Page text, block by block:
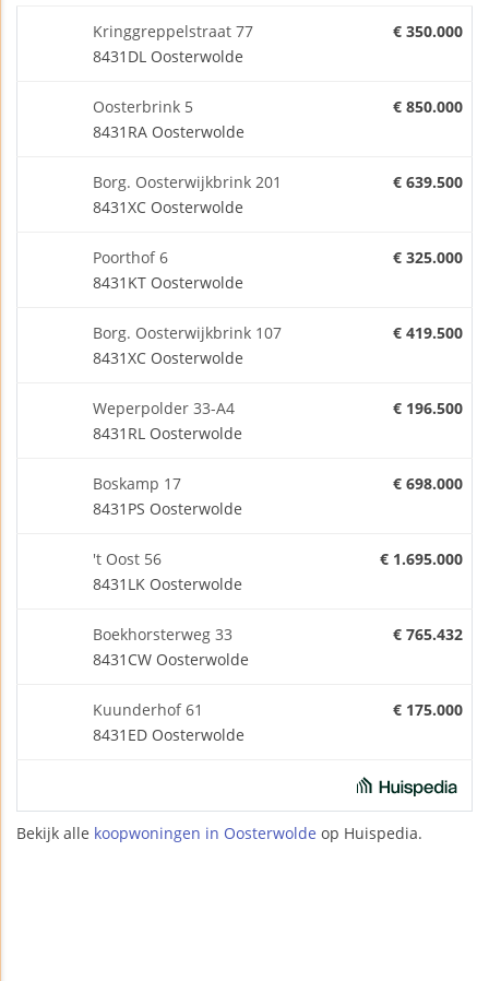
Kringgreppelstraat 77
8431DL Oosterwolde
€ 350.000
Oosterbrink 5
8431RA Oosterwolde
€ 850.000
Borg. Oosterwijkbrink 201
8431XC Oosterwolde
€ 639.500
Poorthof 6
8431KT Oosterwolde
€ 325.000
Borg. Oosterwijkbrink 107
8431XC Oosterwolde
€ 419.500
Weperpolder 33-A4
8431RL Oosterwolde
€ 196.500
Boskamp 17
8431PS Oosterwolde
€ 698.000
't Oost 56
8431LK Oosterwolde
€ 1.695.000
Boekhorsterweg 33
8431CW Oosterwolde
€ 765.432
Kuunderhof 61
8431ED Oosterwolde
€ 175.000
Bekijk alle koopwoningen in Oosterwolde op Huispedia.